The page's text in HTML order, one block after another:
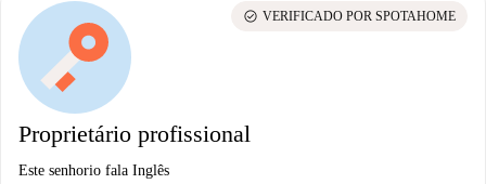
Proprietário profissional
Este senhorio fala Inglês
check_circle VERIFICADO POR SPOTAHOME